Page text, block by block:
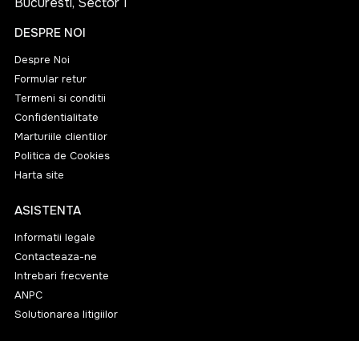
DESPRE NOI
Despre Noi
Formular retur
Termeni si conditii
Confidentialitate
Marturiile clientilor
Politica de Cookies
Harta site
ASISTENTA
Informatii legale
Contacteaza-ne
Intrebari frecvente
ANPC
Solutionarea litigiilor